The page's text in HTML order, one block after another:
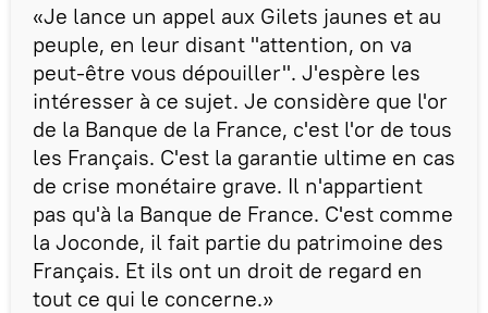
«Je lance un appel aux Gilets jaunes et au
peuple, en leur disant "attention, on va
peut-être vous dépouiller". J'espère les
intéresser à ce sujet. Je considère que l'or
de la Banque de la France, c'est l'or de tous
les Français. C'est la garantie ultime en cas
de crise monétaire grave. Il n'appartient
pas qu'à la Banque de France. C'est comme
la Joconde, il fait partie du patrimoine des
Français. Et ils ont un droit de regard en
tout ce qui le concerne.»